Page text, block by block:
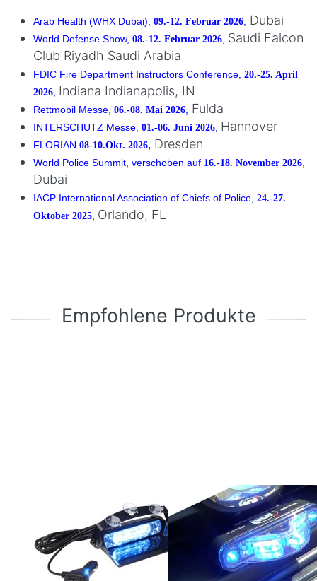
Arab Health (WHX Dubai), 09.-12. Februar 2026 Dubai
World Defense Show, 08.-12. Februar 2026 Saudi Falcon
Club Riyadh Saudi Arabia
FDIC Fire Department Instructors Conference, 20.-25. April
2026 Indiana Indianapolis, IN
Rettmobil Messe, 06.-08. Mai 2026 Fulda
INTERSCHUTZ Messe, 01.-06. Juni 2026 Hannover
FLORIAN 08-10.Okt. 2026, Dresden
World Police Summit, verschoben auf 16.-18. November 2026
Dubai
IACP International Association of Chiefs of Police, 24.-27.
Oktober 2025 Orlando, FL
Empfohlene Produkte
Zu diesem Produkt liegen noch keine Bewertungen
Whelen Avenger
II Single
Der neue Avenger II ist da.
Zu diesem Produkt
WHELEN
Whelen ION-V
Frontblitzer Set
(1 Paar) - ECE-